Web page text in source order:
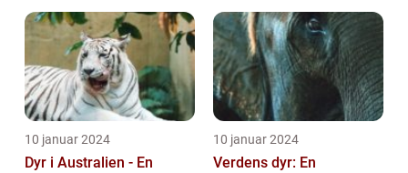
10 januar 2024
Dyr i Australien - En
10 januar 2024
Verdens dyr: En